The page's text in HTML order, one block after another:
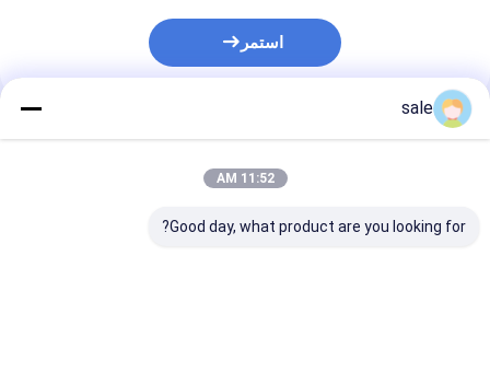
استمر
المنتجات الموصى بها
sale
11:52 AM
Good day, what product are you looking for?